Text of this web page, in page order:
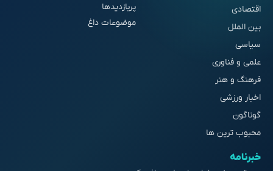
اقتصادی
بین الملل
سیاسی
علمی و فناوری
فرهنگ و هنر
اخبار ورزشی
گوناگون
محبوب ترین ها
پربازدیدها
موضوعات داغ
خبرنامه